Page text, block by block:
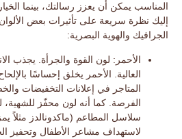
المناسب يمكن أن يعزز رسالتك، بينما
إليك نظرة سريعة على تأثيرات بعض
الجرافيك والهوية البصرية:
الأحمر: لون القوة والجرأة. يجذب
العالية. الأحمر يخلق إحساسًا
المتاجر في إعلانات التخفيضات
الفرصة. كما أنه لون محفّز
سلاسل المطاعم (ماكدونالدز مثلاً
لاستهداف مشاعر الأطفال وتحفيز